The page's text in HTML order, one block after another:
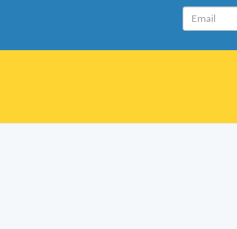
Email